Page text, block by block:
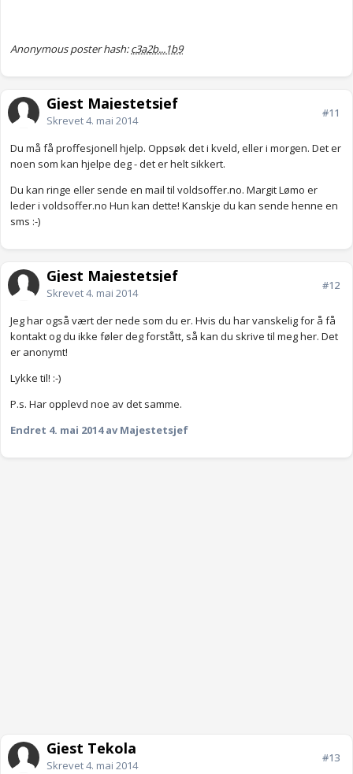
Anonymous poster hash:c3a2b...1b9
Gjest Majestetsjef
Skrevet4. mai 2014
#11
Du må få proffesjonell hjelp. Oppsøk det i kveld, eller i morgen. Det er
noen som kan hjelpe deg - det er helt sikkert.
Du kan ringe eller sende en mail til voldsoffer.no. Margit Lømo er
leder i voldsoffer.no Hun kan dette! Kanskje du kan sende henne en
sms :-)
Gjest Majestetsjef
Skrevet4. mai 2014
#12
Jeg har også vært der nede som du er. Hvis du har vanskelig for å få
kontakt og du ikke føler deg forstått, så kan du skrive til meg her. Det
er anonymt!
Lykke til! :-)
P.s. Har opplevd noe av det samme.
Endret 4. mai 2014av Majestetsjef
Gjest Tekola
Skrevet4. mai 2014
#13